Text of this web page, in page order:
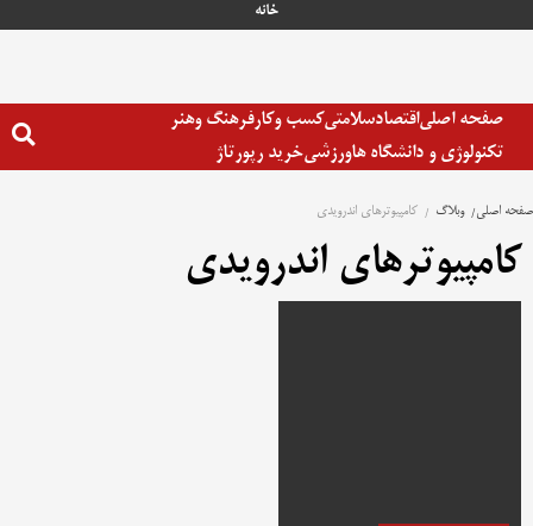
خانه
صفحه اصلیاقتصادسلامتیکسب وکارفرهنگ وهنر
تکنولوژی و دانشگاه هاورزشیخرید رپورتاژ
صفحه اصلی وبلاگ کامپیوترهای اندرویدی
کامپیوترهای اندرویدی